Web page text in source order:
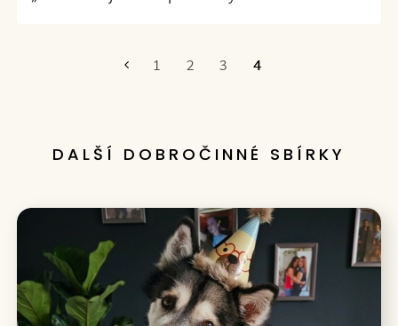
1 2 3 4
DALŠÍ DOBROČINNÉ SBÍRKY